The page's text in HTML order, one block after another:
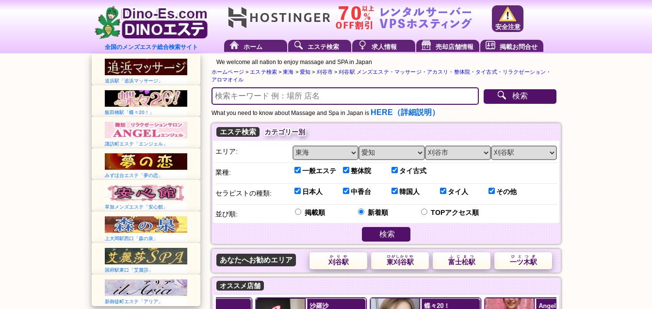
全国のメンズエステ総合検索サイト
安全注意
ホーム エステ検索 求人情報 売却店舗情報 掲載お問合せ
追浜駅「追浜マッサージ」
飯田橋駅「蝶々20！」
諏訪町エステ「エンジェル」
みずほ台エステ「夢の恋」
草加メンズエステ「安心館」
上大岡駅西口「森の泉」
国府駅東口「艾麗莎」
新御徒町エステ「アリア」
We welcome all nation to enjoy massage and SPA in Japan
ホームページ > エステ検索>東海 > 愛知 > 刈谷市>刈谷駅 メンズエステ・マッサージ・アカスリ・整体院・タイ古式・リラクゼーション・
アロマオイル
検索
What you need to know about Massage and Spa in Japan is HERE（詳細説明）
エステ検索 カテゴリー別
エリア:
業種: 一般エステ 整体院 タイ古式
セラピストの種類: 日本人 中香台 韓国人 タイ人 その他
並び順: 掲載順 新着順 TOPアクセス順
検索
あなたへお勧めエリア 一ツ木駅
ひとつぎ
富士松駅
ふじまつ
東刈谷駅
ひがしかりや
刈谷駅
かりや
オススメ店舗
安心館 沙羅沙 蝶々20！ Angel エンジェル